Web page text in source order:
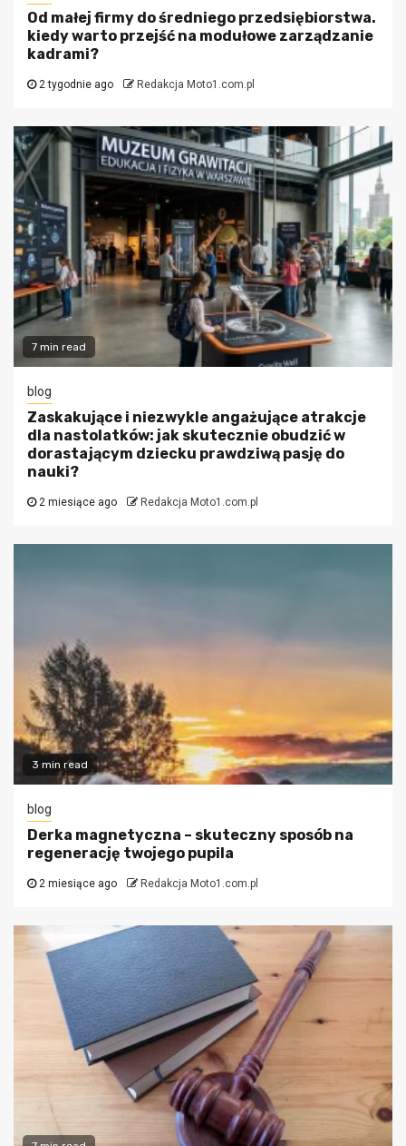
Od małej firmy do średniego przedsiębiorstwa.
kiedy warto przejść na modułowe zarządzanie
kadrami?
2 tygodnie ago Redakcja Moto1.com.pl
7 min read
blog
Zaskakujące i niezwykle angażujące atrakcje
dla nastolatków: jak skutecznie obudzić w
dorastającym dziecku prawdziwą pasję do
nauki?
2 miesiące ago Redakcja Moto1.com.pl
3 min read
blog
Derka magnetyczna – skuteczny sposób na
regenerację twojego pupila
2 miesiące ago Redakcja Moto1.com.pl